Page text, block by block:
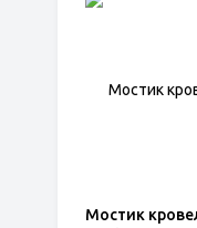
Мостик